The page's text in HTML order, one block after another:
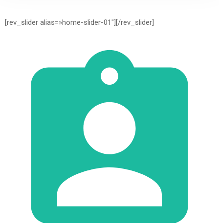
[rev_slider alias=»home-slider-01″][/rev_slider]